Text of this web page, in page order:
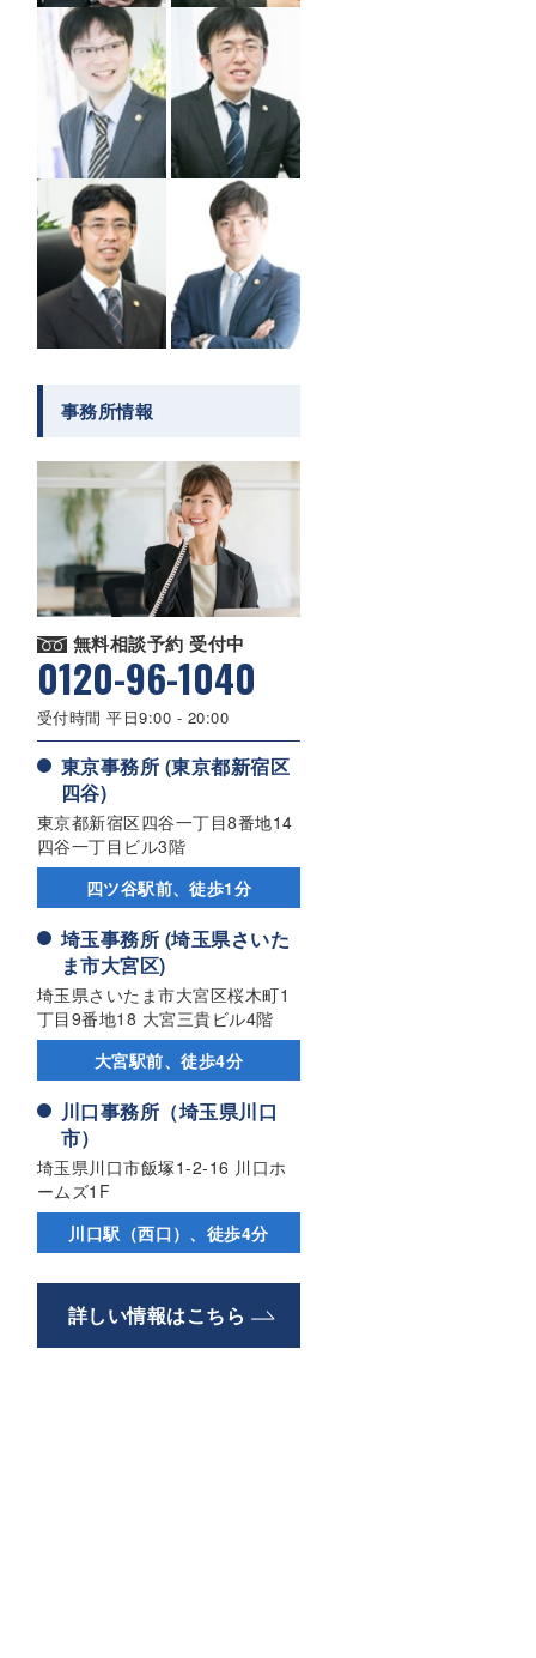
事務所情報
無料相談予約 受付中
0120-96-1040
受付時間 平日9:00 - 20:00
東京事務所 (東京都新宿区
四谷)
東京都新宿区四谷一丁目8番地14
四谷一丁目ビル3階
四ツ谷駅前、徒歩1分
埼玉事務所 (埼玉県さいた
ま市大宮区)
埼玉県さいたま市大宮区桜木町1
丁目9番地18 大宮三貴ビル4階
大宮駅前、徒歩4分
川口事務所（埼玉県川口
市）
埼玉県川口市飯塚1-2-16 川口ホ
ームズ1F
川口駅（西口）、徒歩4分
詳しい情報はこちら